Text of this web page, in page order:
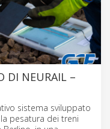
DI NEURAIL –
sistema sviluppato
pesatura dei treni